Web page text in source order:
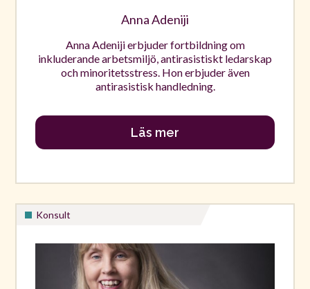
Anna Adeniji
Anna Adeniji erbjuder fortbildning om
inkluderande arbetsmiljö, antirasistiskt ledarskap
och minoritetsstress. Hon erbjuder även
antirasistisk handledning.
Läs mer
Konsult